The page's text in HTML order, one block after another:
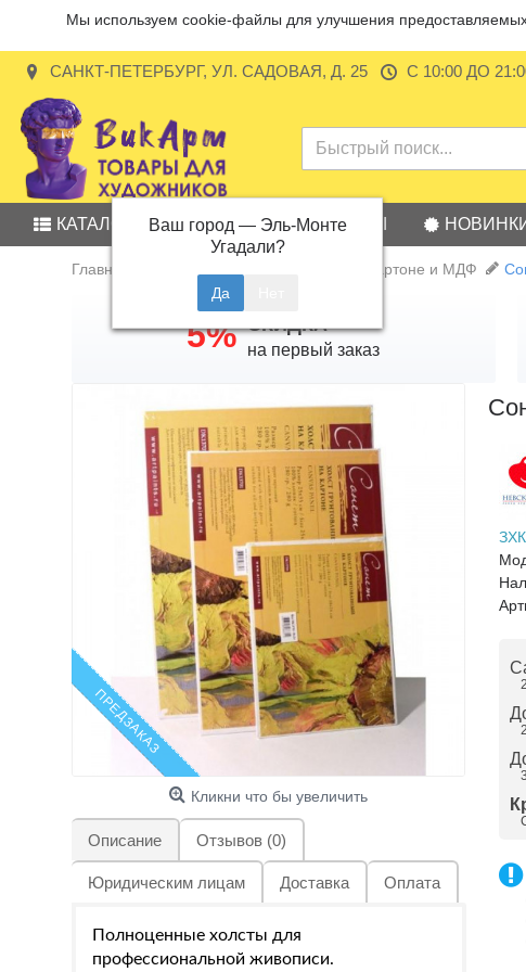
Мы используем cookie-файлы для улучшения
САНКТ-ПЕТЕРБУРГ, УЛ. САДОВАЯ, Д. 25 С 10:00 ДО
Ваш город — Эль-Монте
Угадали?
КАТАЛОГ АКЦИИ БРЕНДЫ
Главная Холст на картоне и МДФ
5% СКИДКА
на первый заказ
ПРЕДЗАКАЗ
Кликни что бы увеличить
Описание Отзывов (0)
Юридическим лицам Доставка Оплата
Полноценные холсты для
профессиональной живописи.